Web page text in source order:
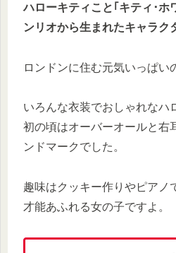
ハローキティこと｢キティ･ホ
ンリオから生まれたキャラク
ロンドンに住む元気いっぱい
いろんな衣装でおしゃれなハ
初の頃はオーバーオールと右
ンドマークでした。
趣味はクッキー作りやピアノ
才能あふれる女の子ですよ。